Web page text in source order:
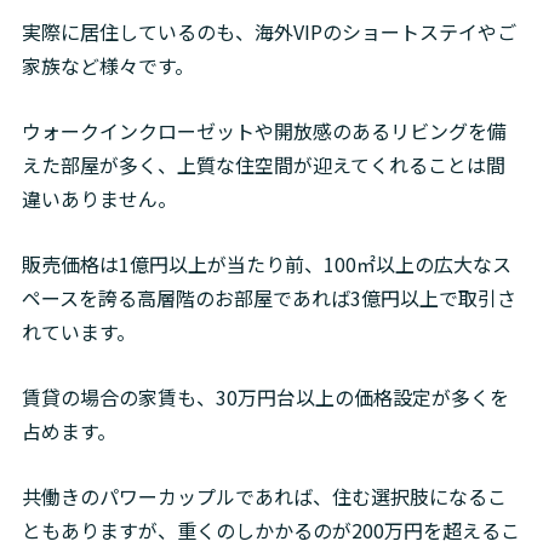
実際に居住しているのも、海外VIPのショートステイやご
家族など様々です。
ウォークインクローゼットや開放感のあるリビングを備
えた部屋が多く、上質な住空間が迎えてくれることは間
違いありません。
販売価格は1億円以上が当たり前、100㎡以上の広大なス
ペースを誇る高層階のお部屋であれば3億円以上で取引さ
れています。
賃貸の場合の家賃も、30万円台以上の価格設定が多くを
占めます。
共働きのパワーカップルであれば、住む選択肢になるこ
ともありますが、重くのしかかるのが200万円を超えるこ